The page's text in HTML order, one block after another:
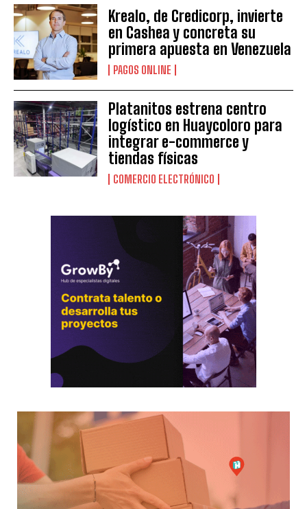
Krealo, de Credicorp, invierte
en Cashea y concreta su
primera apuesta en Venezuela
PAGOS ONLINE
Platanitos estrena centro
logístico en Huaycoloro para
integrar e-commerce y
tiendas físicas
COMERCIO ELECTRÓNICO